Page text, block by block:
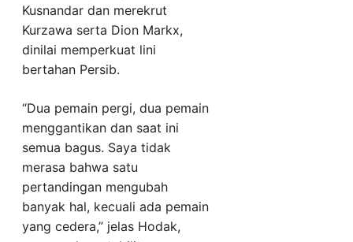
Kusnandar dan merekrut
Kurzawa serta Dion Markx,
dinilai memperkuat lini
bertahan Persib.
“Dua pemain pergi, dua pemain
menggantikan dan saat ini
semua bagus. Saya tidak
merasa bahwa satu
pertandingan mengubah
banyak hal, kecuali ada pemain
yang cedera,” jelas Hodak,